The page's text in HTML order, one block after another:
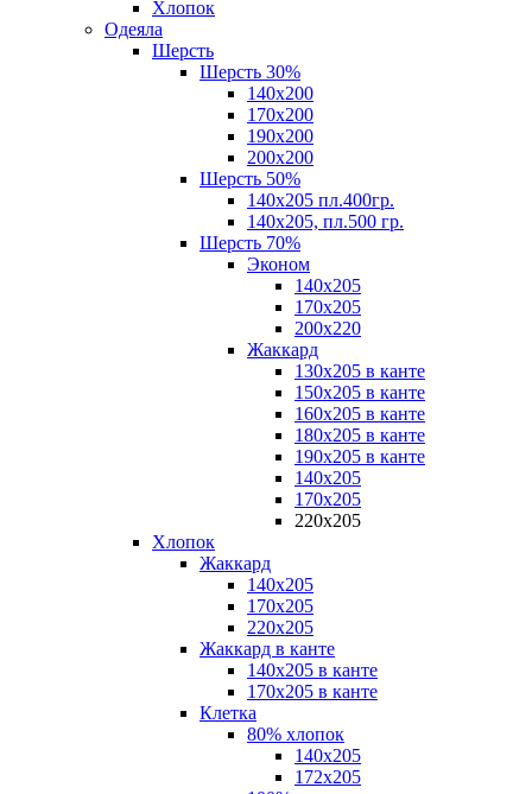
Хлопок
Одеяла
Шерсть
Шерсть 30%
140х200
170х200
190х200
200х200
Шерсть 50%
140х205 пл.400гр.
140х205, пл.500 гр.
Шерсть 70%
Эконом
140х205
170х205
200х220
Жаккард
130х205 в канте
150х205 в канте
160х205 в канте
180х205 в канте
190х205 в канте
140х205
170х205
220х205
Хлопок
Жаккард
140x205
170х205
220х205
Жаккард в канте
140х205 в канте
170х205 в канте
Клетка
80% хлопок
140x205
172х205